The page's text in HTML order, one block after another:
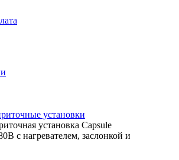
установки
установка Capsule
с нагревателем, заслонкой и